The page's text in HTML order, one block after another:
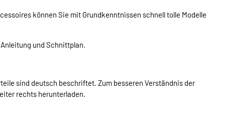
können Sie mit Grundkenntnissen schnell tolle Modelle
und Schnittplan.
sind deutsch beschriftet. Zum besseren Verständnis der
rechts herunterladen.